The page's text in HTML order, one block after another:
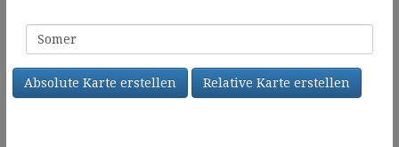
Familienname
Absolute Karte erstellen Relative Karte erstellen